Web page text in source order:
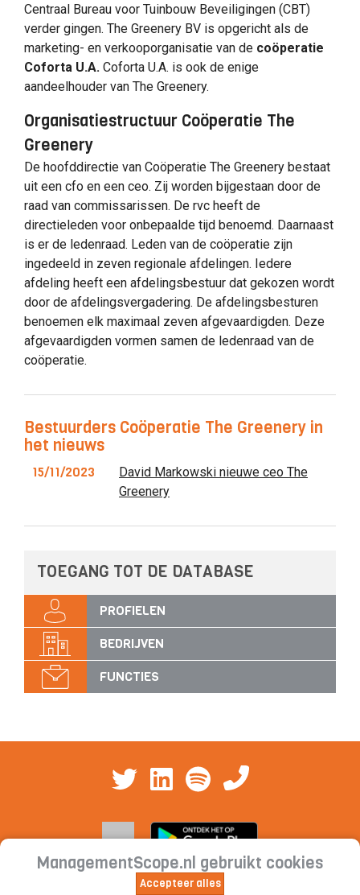
Centraal Bureau voor Tuinbouw Beveiligingen (CBT)
verder gingen. The Greenery BV is opgericht als de
marketing- en verkooporganisatie van de coöperatie
Coforta U.A. Coforta U.A. is ook de enige
aandeelhouder van The Greenery.
Organisatiestructuur Coöperatie The
Greenery
De hoofddirectie van Coöperatie The Greenery bestaat
uit een cfo en een ceo. Zij worden bijgestaan door de
raad van commissarissen. De rvc heeft de
directieleden voor onbepaalde tijd benoemd. Daarnaast
is er de ledenraad. Leden van de coöperatie zijn
ingedeeld in zeven regionale afdelingen. Iedere
afdeling heeft een afdelingsbestuur dat gekozen wordt
door de afdelingsvergadering. De afdelingsbesturen
benoemen elk maximaal zeven afgevaardigden. Deze
afgevaardigden vormen samen de ledenraad van de
coöperatie.
Bestuurders Coöperatie The Greenery in
het nieuws
15/11/2023
David Markowski nieuwe ceo The
Greenery
TOEGANG TOT DE DATABASE
PROFIELEN
BEDRIJVEN
FUNCTIES
ManagementScope.nl gebruikt cookies
Accepteer alles